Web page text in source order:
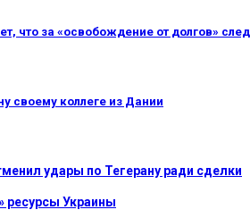
что за «освобождение от долгов»
своему коллеге из Дании
удары по Тегерану ради сделки
ресурсы Украины